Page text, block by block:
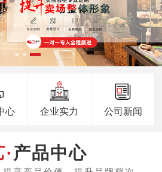
心 企业实力 公司新闻
产品中心